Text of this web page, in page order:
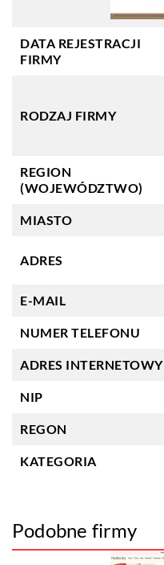
DATA REJESTRACJI
FIRMY
RODZAJ FIRMY
REGION
(WOJEWÓDZTWO)
MIASTO
ADRES
E-MAIL
NUMER TELEFONU
ADRES INTERNETOWY
NIP
REGON
KATEGORIA
Podobne firmy